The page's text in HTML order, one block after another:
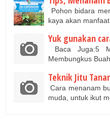
Pohon bidara
kaya akan
Yuk gunakan
Baca Juga:5
Membungkus
Teknik Jitu
Cara menanam
muda, untuk ikut